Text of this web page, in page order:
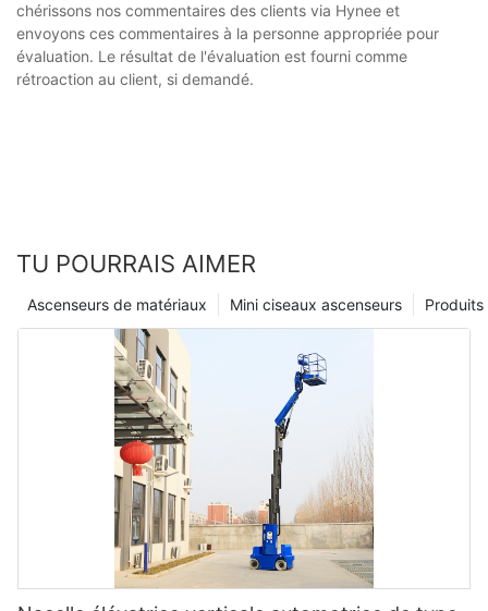
chérissons nos commentaires des clients via Hynee et
envoyons ces commentaires à la personne appropriée pour
évaluation. Le résultat de l'évaluation est fourni comme
rétroaction au client, si demandé.
TU POURRAIS AIMER
Produits
Mini ciseaux ascenseurs
Ascenseurs de matériaux